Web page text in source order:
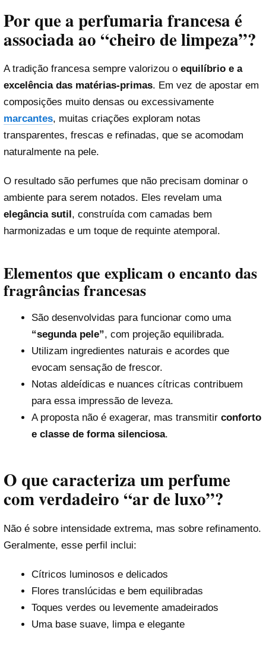
Por que a perfumaria francesa é
associada ao “cheiro de limpeza”?
A tradição francesa sempre valorizou o equilíbrio e a
excelência das matérias-primas. Em vez de apostar em
composições muito densas ou excessivamente
marcantes, muitas criações exploram notas
transparentes, frescas e refinadas, que se acomodam
naturalmente na pele.
O resultado são perfumes que não precisam dominar o
ambiente para serem notados. Eles revelam uma
elegância sutil , construída com camadas bem
harmonizadas e um toque de requinte atemporal.
Elementos que explicam o encanto das
fragrâncias francesas
São desenvolvidas para funcionar como uma
“segunda pele”, com projeção equilibrada.
Utilizam ingredientes naturais e acordes que
evocam sensação de frescor.
Notas aldeídicas e nuances cítricas contribuem
para essa impressão de leveza.
A proposta não é exagerar, mas transmitir conforto
e classe de forma silenciosa.
O que caracteriza um perfume
com verdadeiro “ar de luxo”?
Não é sobre intensidade extrema, mas sobre refinamento.
Geralmente, esse perfil inclui:
Cítricos luminosos e delicados
Flores translúcidas e bem equilibradas
Toques verdes ou levemente amadeirados
Uma base suave, limpa e elegante